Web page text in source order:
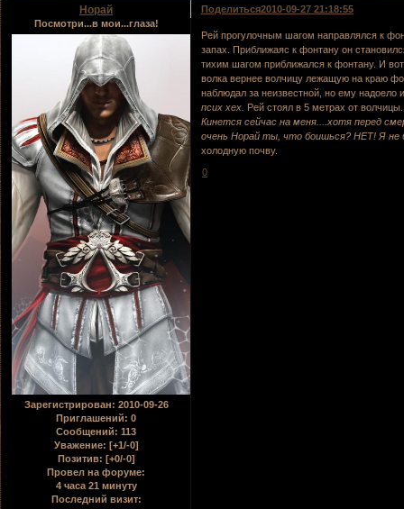
Поделиться2010-09-27 21:18:55
Норай
Посмотри...в мои...глаза!
Зарегистрирован: 2010-09-26
Приглашений: 0
Сообщений: 113
Уважение: [+1/-0]
Позитив: [+0/-0]
Провел на форуме:
4 часа 21 минуту
Последний визит:
Рей прогулочным шагом направлялся к
запах. Приближаяс к фонтану он
тихим шагом приближался к фонтану. И
волка вернее волчицу лежащую на краю
наблюдал за неизвестной, но ему надоело
псих хех. Рей стоял в 5 метрах от
Кинется сейчас на меня....хотя перед
очень Норай ты, что боишься? НЕТ! Я не
холодную почву.
0